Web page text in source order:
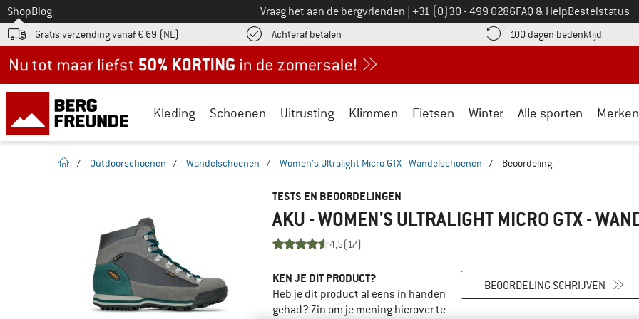
Naar
ShopBlog Vraag het aan de bergvrienden Bel ons op
+31 (0)30 - 499 0286FAQ & HelpBestelstatus
Gratis verzending vanaf € 69 (NL) Achteraf betalen vind de betalingsinformatie hier! Opent in een infovak
100 dagen bedenktijd Vind
Kleding Schoenen Uitrusting Klimmen Fietsen Winter Alle sporten Merken
Startpagina
/ Outdoorschoenen / Wandelschoenen / Women's Ultralight Micro GTX - Wandelschoenen / Beoordeling
TESTS EN BEOORDELINGEN
AKU - WOMEN'S ULTRALIGHT MICRO GTX -
4,5(17)
KEN JE DIT PRODUCT?
Heb je dit product al eens in handen
gehad? Zin om je mening hierover te
BEOORDELING SCHRIJVEN